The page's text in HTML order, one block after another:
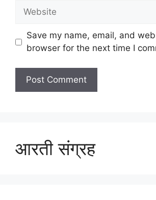
Website
Save my name, email, and
browser for the next time I
आरती संग्रह